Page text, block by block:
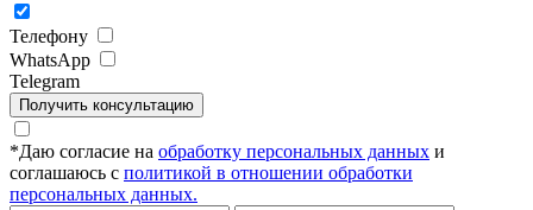
Телефону
WhatsApp
Telegram
Получить консультацию
*Даю согласие на обработку персональных данных и
соглашаюсь с политикой в отношении обработки
персональных данных.